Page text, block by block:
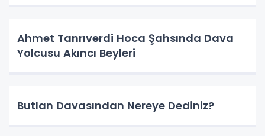
Ahmet Tanrıverdi Hoca Şahsında Dava
Yolcusu Akıncı Beyleri
Butlan Davasından Nereye Dediniz?